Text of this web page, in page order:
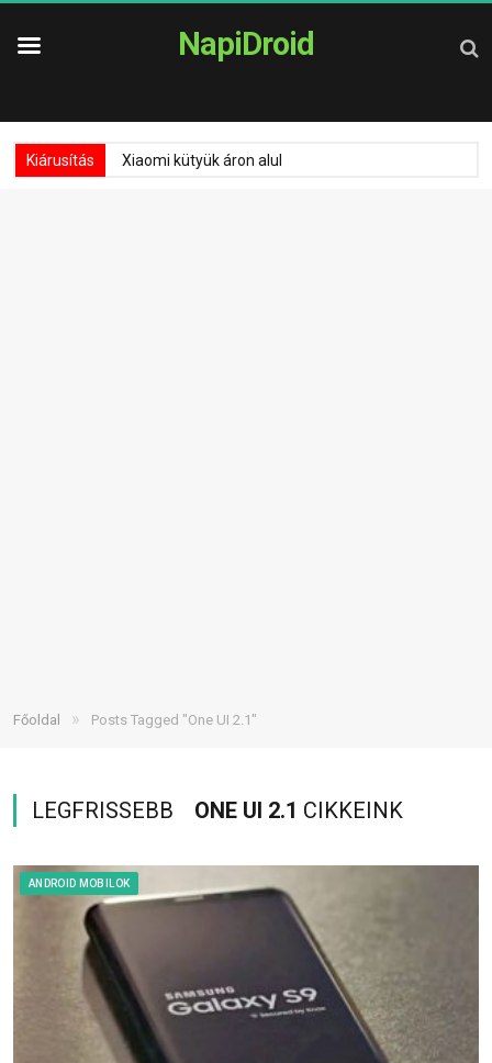
NapiDroid
Kiárusítás Xiaomi kütyük áron alul
Főoldal » Posts Tagged "One UI 2.1"
LEGFRISSEBB ONE UI 2.1 CIKKEINK
ANDROID MOBILOK